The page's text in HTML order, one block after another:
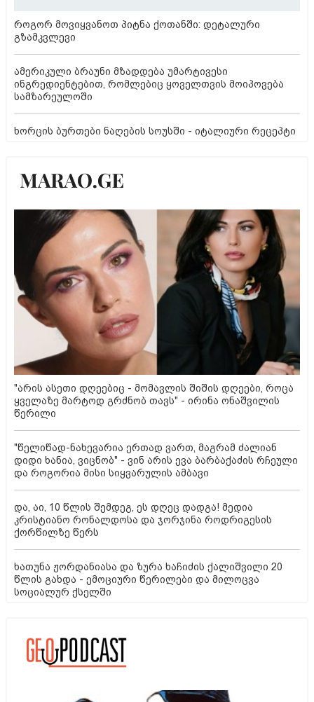
როგორ მოვიყვანოთ პიტნა ქოთანში: დეტალური
გზამკვლევი
ამერიკული ბრაუნი მზადდება უმარტივესი
ინგრედიენტებით, რომლებიც ყოველთვის მოიპოვება
სამზარეულოში
ხორცის ბურთები ნაღების სოუსში - იტალიური რეცეპტი
"არის ასეთი დღეებიც - მომავლის შიშის დღეები, როცა
ყველაზე მარტოდ გრძნობ თავს" - ირინა ონაშვილის
წერილი
"წელიწად-ნახევარია ერთად ვართ, მაგრამ ძალიან
დიდი ხანია, ვიცნობ" - ვინ არის ევა ბარბაქაძის რჩეული
და როგორია მისი სიყვარულის ამბავი
და, აი, 10 წლის შემდეგ, ეს დღეც დადგა! მედია
კრისტიანო რონალდოსა და ჯორჯინა როდრიგესის
ქორწილზე წერს
ხათუნა ჟორდანიასა და ზურა ხაჩიძის ქალიშვილი 20
წლის გახდა - ემოციური წერილები და მილოცვა
სოციალურ ქსელში